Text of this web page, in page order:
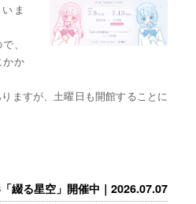
ま
、
か
ますが、土曜日も開館することに
綴る星空」開催中｜2026.07.07